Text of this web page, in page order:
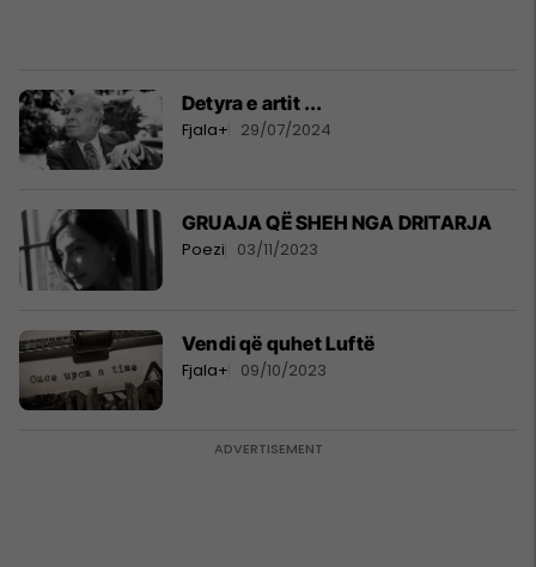
Detyra e artit ...
Fjala+ 29/07/2024
GRUAJA QË SHEH NGA DRITARJA
Poezi 03/11/2023
Vendi që quhet Luftë
Fjala+ 09/10/2023